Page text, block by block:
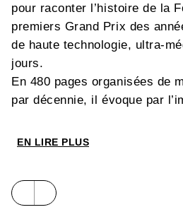
pour raconter l’histoire de la
premiers Grand Prix des
de haute technologie, ultra-
jours.
En 480 pages organisées de
par décennie, il évoque par
les incidents de course,
Cette nouvelle édition conclut
EN LIRE PLUS